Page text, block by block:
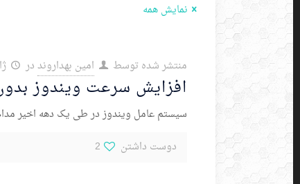
نمایش همه
منتشر شده توسط امین بهدارونددر
افزایش سرعت ویندوز
سیستم عامل ویندوز در طی یک دهه اخیر
دوست داشتن
2